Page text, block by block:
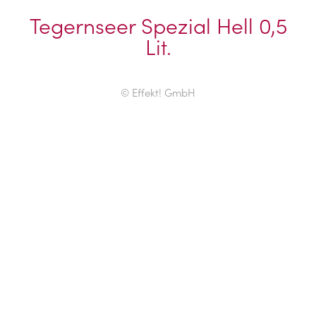
Tegernseer Spezial Hell 0,5
Lit.
© Effekt! GmbH